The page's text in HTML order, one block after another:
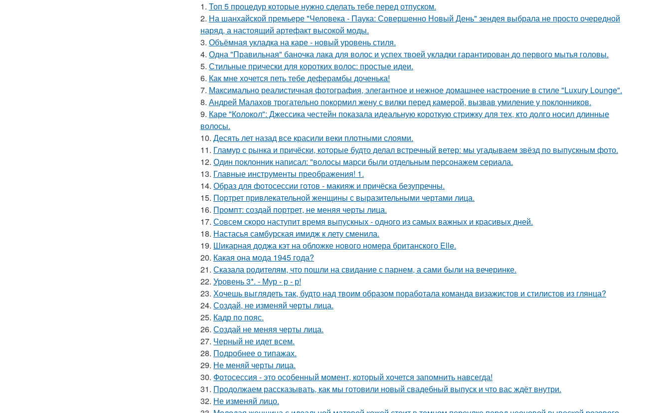
1. Топ 5 процедур которые нужно сделать тебе перед отпуском.
2. На шанхайской премьере "Человека - Паука: Совершенно Новый День" зендея выбрала не просто очередной
наряд, а настоящий артефакт высокой моды.
3. Объёмная укладка на каре - новый уровень стиля.
4. Одна "Правильная" баночка лака для волос и успех твоей укладки гарантирован до первого мытья головы.
5. Стильные прически для коротких волос: простые идеи.
6. Как мне хочется петь тебе деферамбы доченька!
7. Максимально реалистичная фотография, элегантное и нежное домашнее настроение в стиле "Luxury Lounge".
8. Андрей Малахов трогательно покормил жену с вилки перед камерой, вызвав умиление у поклонников.
9. Каре "Колокол": Джессика честейн показала идеальную короткую стрижку для тех, кто долго носил длинные
волосы.
10. Десять лет назад все красили веки плотными слоями.
11. Гламур с рынка и причёски, которые будто делал встречный ветер: мы угадываем звёзд по выпускным фото.
12. Один поклонник написал: "волосы марси были отдельным персонажем сериала.
13. Главные инструменты преображения! 1.
14. Образ для фотосессии готов - макияж и причёска безупречны.
15. Портрет привлекательной женщины с выразительными чертами лица.
16. Промпт: создай портрет, не меняя черты лица.
17. Совсем скоро наступит время выпускных - одного из самых важных и красивых дней.
18. Настасья самбурская имидж к лету сменила.
19. Шикарная доджа кэт на обложке нового номера британского Elle.
20. Какая она мода 1945 года?
21. Сказала родителям, что пошли на свидание с парнем, а сами были на вечеринке.
22. Уровень 3*. - Мур - р - р!
23. Хочешь выглядеть так, будто над твоим образом поработала команда визажистов и стилистов из глянца?
24. Создай, не изменяй черты лица.
25. Кадр по пояс.
26. Создай не меняя черты лица.
27. Черный не идет всем.
28. Подробнее о типажах.
29. Не меняй черты лица.
30. Фотосессия - это особенный момент, который хочется запомнить навсегда!
31. Продолжаем рассказывать, как мы готовили новый свадебный выпуск и что вас ждёт внутри.
32. Не изменяй лицо.